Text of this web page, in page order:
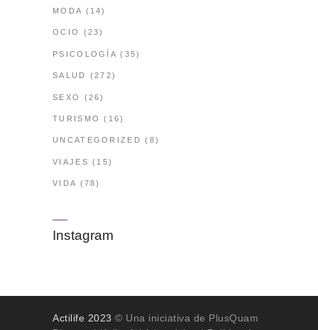
MODA (14)
OCIO (23)
PSICOLOGÍA (35)
SALUD (272)
SEXO (26)
TURISMO (16)
UNCATEGORIZED (8)
VIAJES (15)
VIDA (78)
Instagram
Actilife 2023 © Una iniciativa de PlusQuam